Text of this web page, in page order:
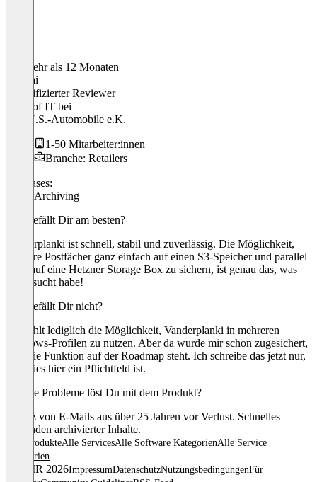
Vor mehr als 12 Monaten
Nicolai
Verifizierter Reviewer
Head of IT bei
A.V.U.S.-Automobile e.K.
1-50 Mitarbeiter:innen
Branche: Retailers
Use cases:
Email Archiving
Was gefällt Dir am besten?
Vanderplanki ist schnell, stabil und zuverlässig. Die Möglichkeit,
mehrere Postfächer ganz einfach auf einen S3-Speicher und parallel
noch auf eine Hetzner Storage Box zu sichern, ist genau das, was
ich gesucht habe!
Was gefällt Dir nicht?
Mir fehlt lediglich die Möglichkeit, Vanderplanki in mehreren
Windows-Profilen zu nutzen. Aber da wurde mir schon zugesichert,
dass die Funktion auf der Roadmap steht. Ich schreibe das jetzt nur,
weil dies hier ein Pflichtfeld ist.
Welche Probleme löst Du mit dem Produkt?
Schutz von E-Mails aus über 25 Jahren vor Verlust. Schnelles
Auffinden archivierter Inhalte.
Alle ProdukteAlle ServicesAlle Software KategorienAlle Service
Kategorien
© OMR 2026ImpressumDatenschutzNutzungsbedingungenFür